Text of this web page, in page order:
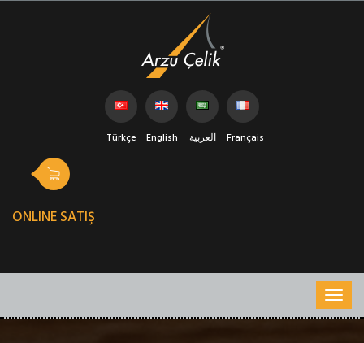
Türkçe English العربية Français
ONLINE SATIŞ